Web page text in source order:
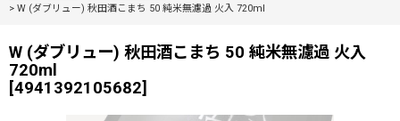
> W (ダブリュー) 秋田酒こまち 50 純米無濾過 火入 720ml
W (ダブリュー) 秋田酒こまち 50 純米無濾過 火入
720ml
[4941392105682]